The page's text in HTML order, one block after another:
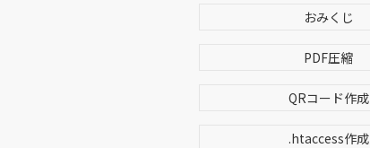
おみくじ
PDF圧縮
QRコード作成
.htaccess作成